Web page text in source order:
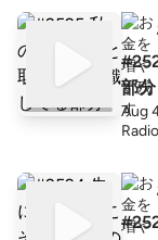
#2525 私の所有物件と取得
部分
Aug